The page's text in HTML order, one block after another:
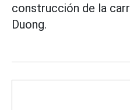
construcción de la
Duong.